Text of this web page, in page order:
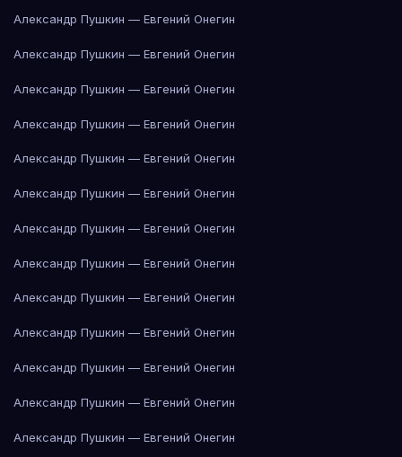
Александр Пушкин — Евгений Онегин
Александр Пушкин — Евгений Онегин
Александр Пушкин — Евгений Онегин
Александр Пушкин — Евгений Онегин
Александр Пушкин — Евгений Онегин
Александр Пушкин — Евгений Онегин
Александр Пушкин — Евгений Онегин
Александр Пушкин — Евгений Онегин
Александр Пушкин — Евгений Онегин
Александр Пушкин — Евгений Онегин
Александр Пушкин — Евгений Онегин
Александр Пушкин — Евгений Онегин
Александр Пушкин — Евгений Онегин